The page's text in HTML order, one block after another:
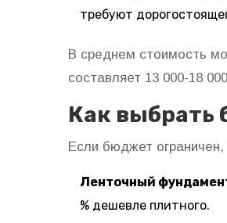
требуют
В среднем стоимость
составляет 13 000-18
Как выбрать
Если бюджет
Ленточный
% дешевле плитного.